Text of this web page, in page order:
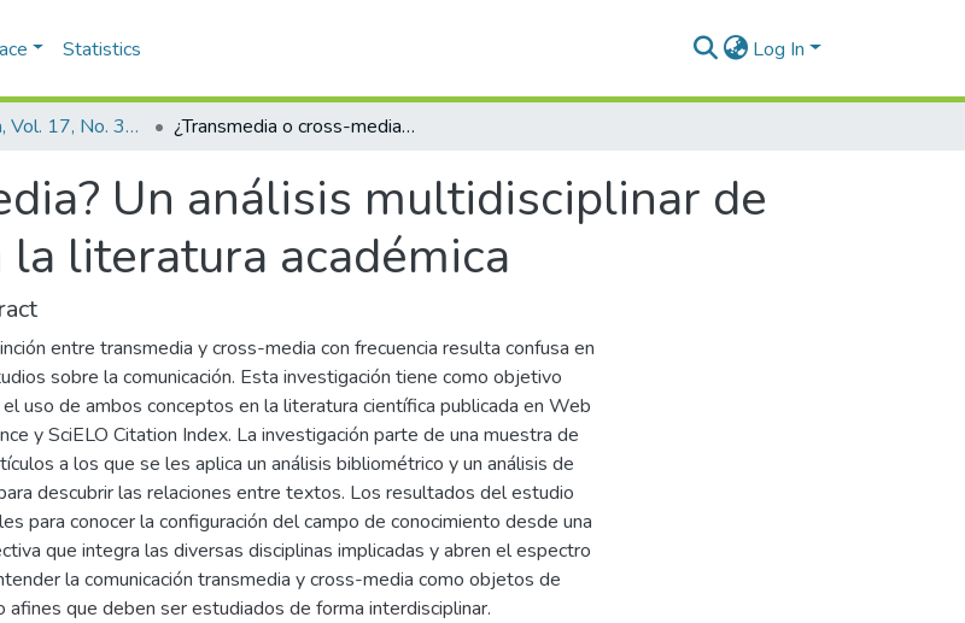
Statistics Log In
Co-herencia, Vol. 17, No. 33 (2020) ¿Transmedia o cross-media? Un análisis multidisciplinar de su uso terminológico en la literatura académica
Un análisis multidisciplinar de
literatura académica
entre transmedia y cross-media con frecuencia resulta confusa en
sobre la comunicación. Esta investigación tiene como objetivo
uso de ambos conceptos en la literatura científica publicada en Web
y SciELO Citation Index. La investigación parte de una muestra de
a los que se les aplica un análisis bibliométrico y un análisis de
descubrir las relaciones entre textos. Los resultados del estudio
para conocer la configuración del campo de conocimiento desde una
que integra las diversas disciplinas implicadas y abren el espectro
la comunicación transmedia y cross-media como objetos de
afines que deben ser estudiados de forma interdisciplinar.